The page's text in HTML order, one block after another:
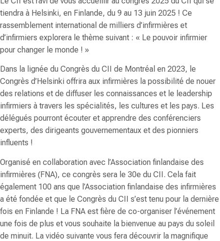
tiendra à Helsinki, en Finlande, du 9 au 13 juin 2025 ! Ce
rassemblement international de milliers d’infirmières et
d’infirmiers explorera le thème suivant : « Le pouvoir infirmier
pour changer le monde ! »
Dans la lignée du Congrès du CII de Montréal en 2023, le
Congrès d’Helsinki offrira aux infirmières la possibilité de nouer
des relations et de diffuser les connaissances et le leadership
infirmiers à travers les spécialités, les cultures et les pays. Les
délégués pourront écouter et apprendre des conférenciers
experts, des dirigeants gouvernementaux et des pionniers
influents !
Organisé en collaboration avec l’Association finlandaise des
infirmières (FNA), ce congrès sera le 30e du CII. Cela fait
également 100 ans que l’Association finlandaise des infirmières
a été fondée et que le Congrès du CII s’est tenu pour la dernière
fois en Finlande ! La FNA est fière de co-organiser l’événement
une fois de plus et vous souhaite la bienvenue au pays du soleil
de minuit. La vidéo suivante vous fera découvrir la magnifique